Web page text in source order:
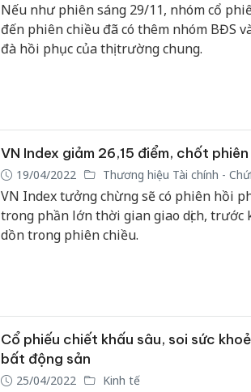
Nếu như phiên sáng 29/11, nhóm cổ
đến phiên chiều đã có thêm nhóm BĐS
đà hồi phục của thị trường chung.
VN Index giảm 26,15 điểm, chốt
19/04/2022 Thương hiệu Tài chính -
VN Index tưởng chừng sẽ có phiên hồi
trong phần lớn thời gian giao dịch, trước
dồn trong phiên chiều.
Cổ phiếu chiết khấu sâu, soi sức
bất động sản
25/04/2022 Kinh tế